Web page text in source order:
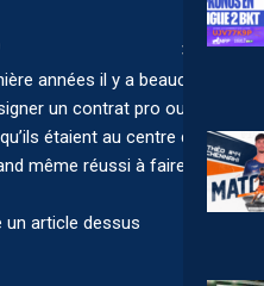
années il y a beaucoup
un contrat pro ou
étaient au centre de
même réussi à faire
un article dessus